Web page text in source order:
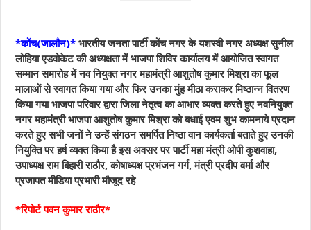
*कोंच(जालौन)* भारतीय जनता पार्टी कोंच नगर के यशस्वी नगर अध्यक्ष सुनील
लोहिया एडवोकेट की अध्यक्षता में भाजपा शिविर कार्यालय में आयोजित स्वागत
सम्मान समारोह में नव नियुक्त नगर महामंत्री आशुतोष कुमार मिश्रा का फूल
मालाओं से स्वागत किया गया और फिर उनका मुंह मीठा कराकर मिष्ठान्न वितरण
किया गया भाजपा परिवार द्वारा जिला नेतृत्व का आभार व्यक्त करते हुए नवनियुक्त
नगर महामंत्री भाजपा आशुतोष कुमार मिश्रा को बधाई एवम शुभ कामनाये प्रदान
करते हुए सभी जनों ने उन्हें संगठन समर्पित निष्ठा वान कार्यकर्ता बताते हुए उनकी
नियुक्ति पर हर्ष व्यक्त किया है इस अवसर पर पार्टी महा मंत्री ओपी कुशवाहा,
उपाध्यक्ष राम बिहारी राठौर, कोषाध्यक्ष प्रभंजन गर्ग, मंत्री प्रदीप वर्मा और
प्रजापत मीडिया प्रभारी मौजूद रहे
*रिपोर्ट पवन कुमार राठौर*